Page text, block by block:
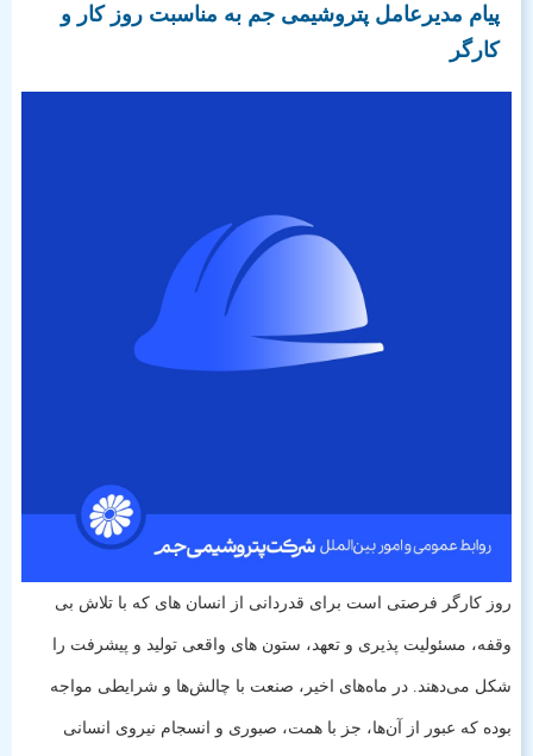
پیام مدیرعامل پتروشیمی جم به مناسبت روز کار و
کارگر
روز کارگر فرصتی است برای قدردانی از انسان های که با تلاش بی
وقفه، مسئولیت پذیری و تعهد، ستون های واقعی تولید و پیشرفت را
شکل می‌دهند. در ماه‌های اخیر، صنعت با چالش‌ها و شرایطی مواجه
بوده که عبور از آن‌ها، جز با همت، صبوری و انسجام نیروی انسانی